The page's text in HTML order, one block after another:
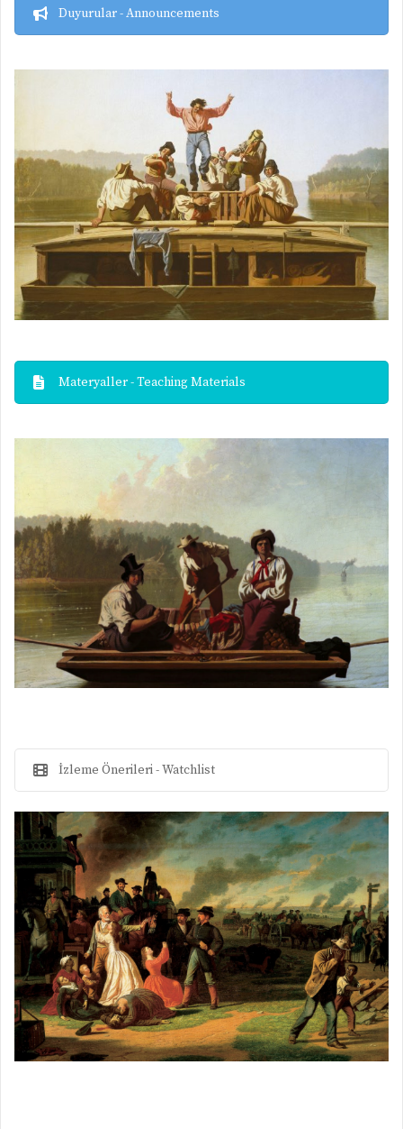
Duyurular - Announcements
Materyaller - Teaching Materials
İzleme Önerileri - Watchlist